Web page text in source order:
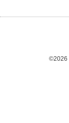
©2026